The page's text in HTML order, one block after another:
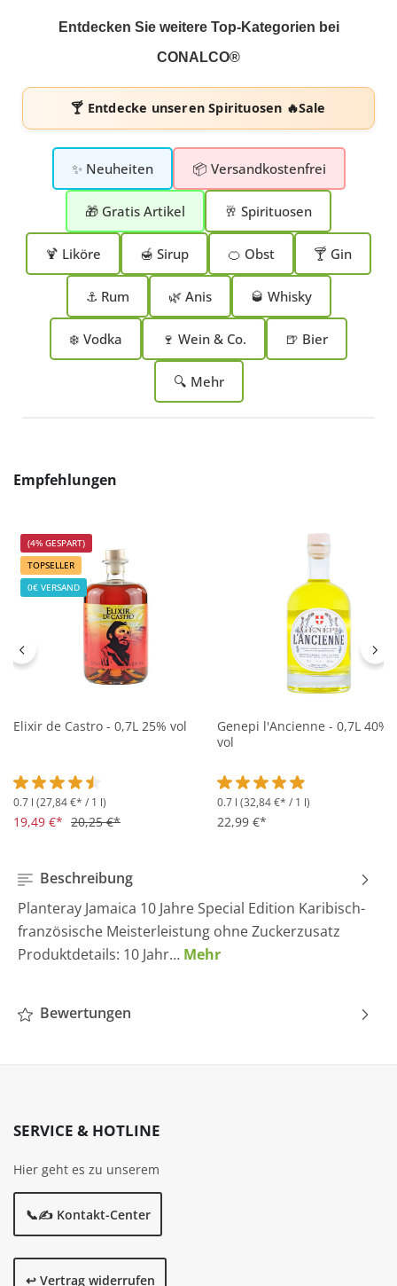
Entdecken Sie weitere Top-Kategorien bei
CONALCO®
🍸 Entdecke unserenSpirituosen 🔥Sale
✨ Neuheiten 📦 Versandkostenfrei
🎁 Gratis Artikel 🥂 Spirituosen
🍹 Liköre 🍯 Sirup 🍊 Obst 🍸 Gin
⚓ Rum 🌿 Anis 🥃 Whisky
❄️ Vodka 🍷 Wein & Co. 🍺 Bier
🔍 Mehr
Produktgalerie überspringen
Empfehlungen
(4% GESPART)
TOPSELLER
0€ VERSAND
Elixir de Castro - 0,7L 25% vol
Durchschnittliche Bewertung von 4.5 von 5 Sternen
0.7 l (27,84 €* / 1 l)
19,49 €* 20,25 €*
Genepi l'Ancienne - 0,7L 40%
vol
Durchschnittliche
0.7 l (32,84 €* / 1 l)
22,99 €*
Beschreibung
Planteray Jamaica 10 Jahre Special Edition Karibisch-
französische Meisterleistung ohne Zuckerzusatz
Produktdetails: 10 Jahr… Mehr
Bewertungen
SERVICE & HOTLINE
Hier geht es zu unserem
📞✍️ Kontakt-Center
↩️ Vertrag widerrufen